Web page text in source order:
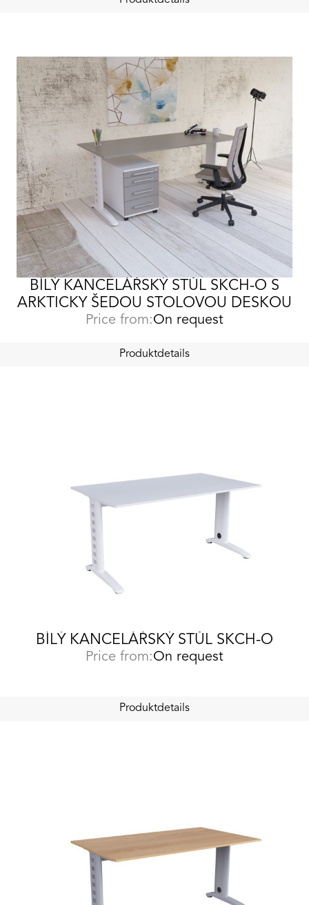
BÍLÝ KANCELÁŘSKÝ STŮL SKCH-O S
ARKTICKY ŠEDOU STOLOVOU DESKOU
Price from:On request
Produktdetails
BÍLÝ KANCELÁŘSKÝ STŮL SKCH-O
Price from:On request
Produktdetails